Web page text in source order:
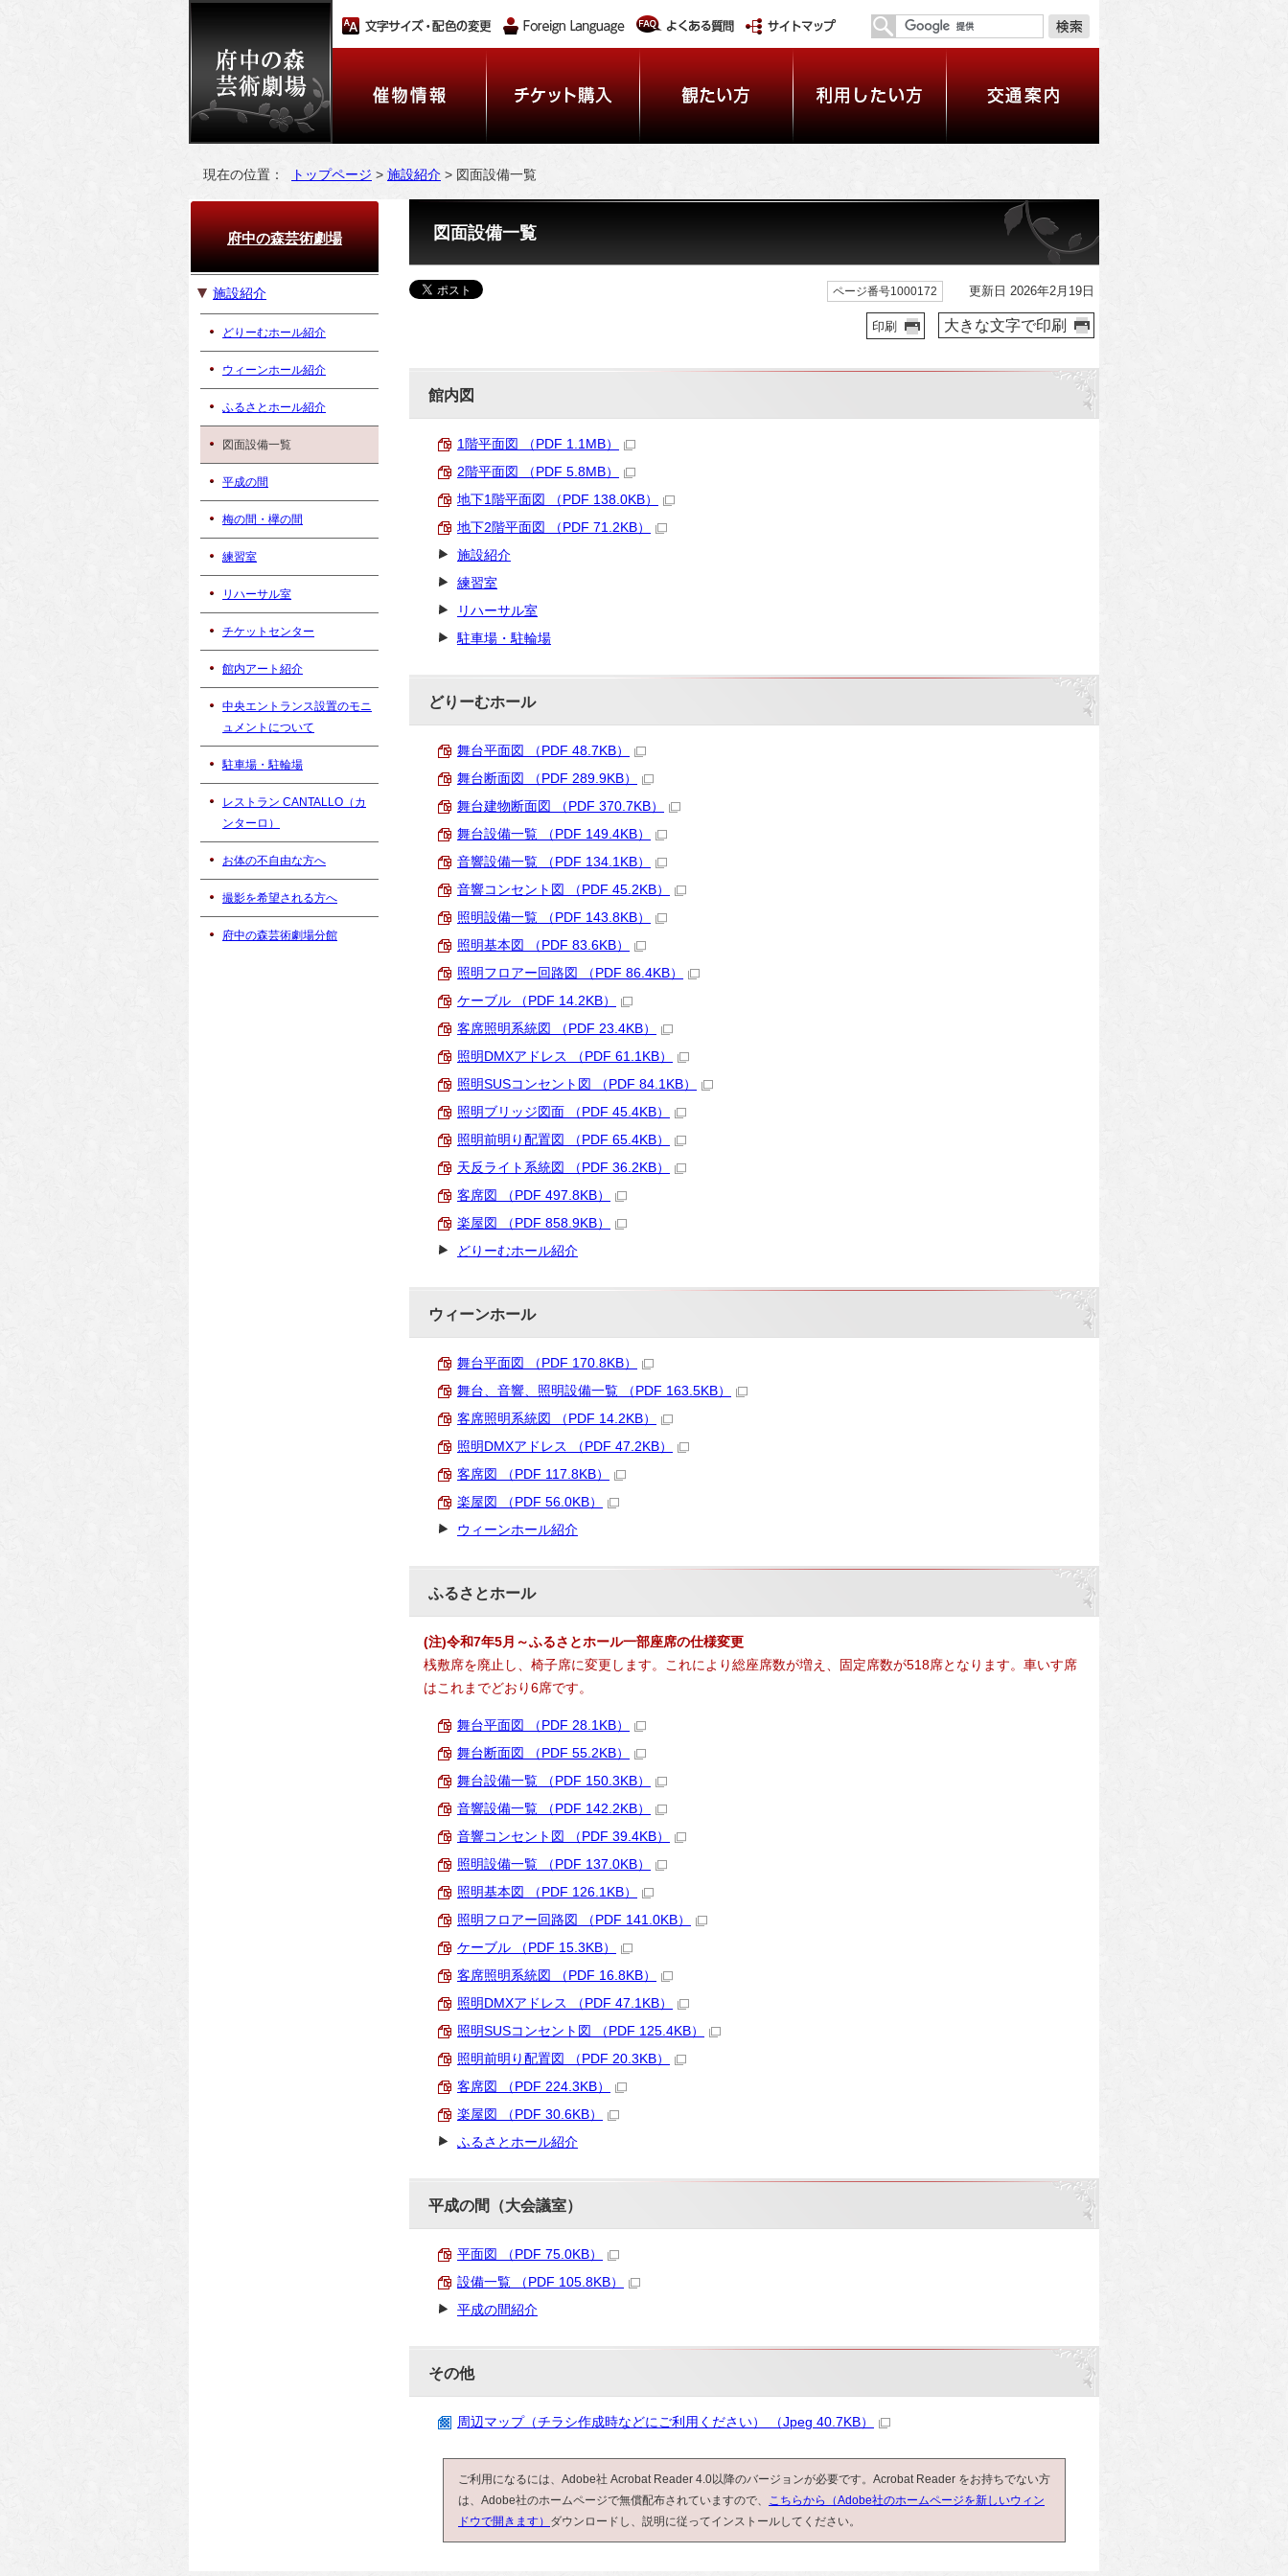
現在の位置： トップページ > 施設紹介 > 図面設備一覧
図面設備一覧
ページ番号1000172 更新日 2026年2月19日
印刷 大きな文字で印刷
館内図
1階平面図 （PDF 1.1MB）
2階平面図 （PDF 5.8MB）
地下1階平面図 （PDF 138.0KB）
地下2階平面図 （PDF 71.2KB）
施設紹介
練習室
リハーサル室
駐車場・駐輪場
どりーむホール
舞台平面図 （PDF 48.7KB）
舞台断面図 （PDF 289.9KB）
舞台建物断面図 （PDF 370.7KB）
舞台設備一覧 （PDF 149.4KB）
音響設備一覧 （PDF 134.1KB）
音響コンセント図 （PDF 45.2KB）
照明設備一覧 （PDF 143.8KB）
照明基本図 （PDF 83.6KB）
照明フロアー回路図 （PDF 86.4KB）
ケーブル （PDF 14.2KB）
客席照明系統図 （PDF 23.4KB）
照明DMXアドレス （PDF 61.1KB）
照明SUSコンセント図 （PDF 84.1KB）
照明ブリッジ図面 （PDF 45.4KB）
照明前明り配置図 （PDF 65.4KB）
天反ライト系統図 （PDF 36.2KB）
客席図 （PDF 497.8KB）
楽屋図 （PDF 858.9KB）
どりーむホール紹介
ウィーンホール
舞台平面図 （PDF 170.8KB）
舞台、音響、照明設備一覧 （PDF 163.5KB）
客席照明系統図 （PDF 14.2KB）
照明DMXアドレス （PDF 47.2KB）
客席図 （PDF 117.8KB）
楽屋図 （PDF 56.0KB）
ウィーンホール紹介
ふるさとホール
(注)令和7年5月～ふるさとホール一部座席の仕様変更
桟敷席を廃止し、椅子席に変更します。これにより総座席数が増え、固定席数が518席となります。車いす席
はこれまでどおり6席です。
舞台平面図 （PDF 28.1KB）
舞台断面図 （PDF 55.2KB）
舞台設備一覧 （PDF 150.3KB）
音響設備一覧 （PDF 142.2KB）
音響コンセント図 （PDF 39.4KB）
照明設備一覧 （PDF 137.0KB）
照明基本図 （PDF 126.1KB）
照明フロアー回路図 （PDF 141.0KB）
ケーブル （PDF 15.3KB）
客席照明系統図 （PDF 16.8KB）
照明DMXアドレス （PDF 47.1KB）
照明SUSコンセント図 （PDF 125.4KB）
照明前明り配置図 （PDF 20.3KB）
客席図 （PDF 224.3KB）
楽屋図 （PDF 30.6KB）
ふるさとホール紹介
平成の間（大会議室）
平面図 （PDF 75.0KB）
設備一覧 （PDF 105.8KB）
平成の間紹介
その他
周辺マップ（チラシ作成時などにご利用ください） （Jpeg 40.7KB）
ご利用になるには、Adobe社 Acrobat Reader 4.0以降のバージョンが必要です。Acrobat Reader をお持ちでない方
は、Adobe社のホームページで無償配布されていますので、 こちらから（Adobe社のホームページを新しいウィン
ドウで開きます） ダウンロードし、説明に従ってインストールしてください。
府中の森芸術劇場
施設紹介
どりーむホール紹介
ウィーンホール紹介
ふるさとホール紹介
図面設備一覧
平成の間
梅の間・欅の間
練習室
リハーサル室
チケットセンター
館内アート紹介
中央エントランス設置のモニ
ュメントについて
駐車場・駐輪場
レストラン CANTALLO（カ
ンターロ）
お体の不自由な方へ
撮影を希望される方へ
府中の森芸術劇場分館